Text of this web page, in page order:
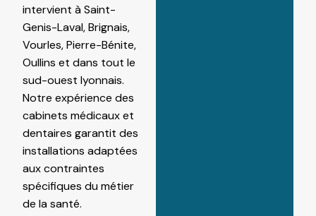
intervient à Saint-
Genis-Laval, Brignais,
Vourles, Pierre-Bénite,
Oullins et dans tout le
sud-ouest lyonnais.
Notre expérience des
cabinets médicaux et
dentaires garantit des
installations adaptées
aux contraintes
spécifiques du métier
de la santé.